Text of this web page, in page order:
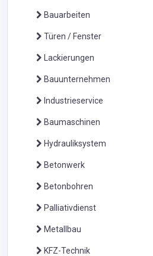
Bauarbeiten
Türen / Fenster
Lackierungen
Bauunternehmen
Industrieservice
Baumaschinen
Hydrauliksystem
Betonwerk
Betonbohren
Palliativdienst
Metallbau
KFZ-Technik